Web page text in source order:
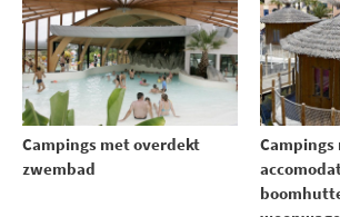
Campings met overdekt
zwembad